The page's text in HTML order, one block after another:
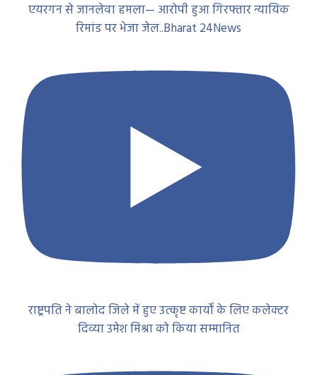
एयरगन से जानलेवा हमला— आरोपी हुआ गिरफ्तार न्यायिक
रिमांड पर भेजा जेल..Bharat 24News
राष्ट्रपति ने बालोद जिले में हुए उत्कृष्ट कार्यों के लिए कलेक्टर
दिव्या उमेश मिश्रा को किया सम्मानित